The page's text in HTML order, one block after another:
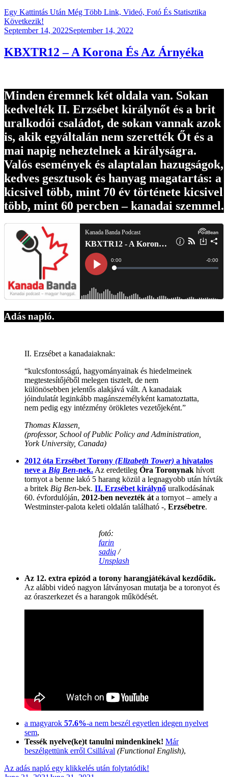
Egy Kattintás Után Még Több Link, Videó, Fotó És Statisztika
Következik!
Posted
September 14, 2022September 14, 2022
KBXTR12 – A Korona És Az Árnyéka
Minden éremnek két oldala van. Sokan
kedvelték II. Erzsébet királynőt és a brit
uralkodói családot, de sokan vannak azok
is, akik egyáltalán nem szerették Őt és a
mai napig neheztelnek a királyságra.
Valós események és alaptalan hazugságok,
kedves gesztusok és hanyag magatartás: a
kicsivel több, mint 70 év története kicsivel
több, mint 60 percben – kanadai szemmel.
Adás napló.
II. Erzsébet a kanadaiaknak:
“kulcsfontosságú, hagyományainak és hiedelmeinek
megtestesítőjéből melegen tisztelt, de nem
különösebben jelentős alakjává vált. A kanadaiak
jóindulatát leginkább magánszemélyként kamatoztatta,
nem pedig egy intézmény örökletes vezetőjeként.”
Thomas Klassen,
(professor, School of Public Policy and Administration,
York University, Canada)
2012 óta Erzsébet Torony (Elizabeth Tower) a hivatalos
neve a Big Ben-nek. Az eredetileg Óra Toronynak hívott
tornyot a benne lakó 5 harang közül a legnagyobb után hívták
a britek Big Ben-bek. II. Erzsébet királynő uralkodásának
60. évfordulóján, 2012-ben nevezték át a tornyot – amely a
Westminster-palota keleti oldalán található -, Erzsébetre.
fotó:
farin
sadiq /
Unsplash
Az 12. extra epizód a torony harangjátékával kezdődik.
Az alábbi videó nagyon látványosan mutatja be a toronyot és
az óraszerkezet és a harangok működését.
a magyarok 57.6%-a nem beszél egyetlen idegen nyelvet
sem,
Tessék nyelve(ke)t tanulni mindenkinek! Már
beszélgettünk erről Csillával (Functional English),
Az adás napló egy klikkelés után folytatódik!